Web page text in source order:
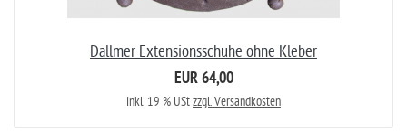
Dallmer Extensionsschuhe ohne Kleber
EUR 64,00
inkl. 19 % UStzzgl. Versandkosten